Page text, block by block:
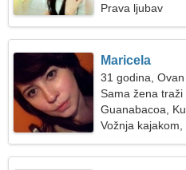
Prava ljubav
Maricela
31 godina, Ovan
Sama žena traži
Guanabacoa,
Vožnja